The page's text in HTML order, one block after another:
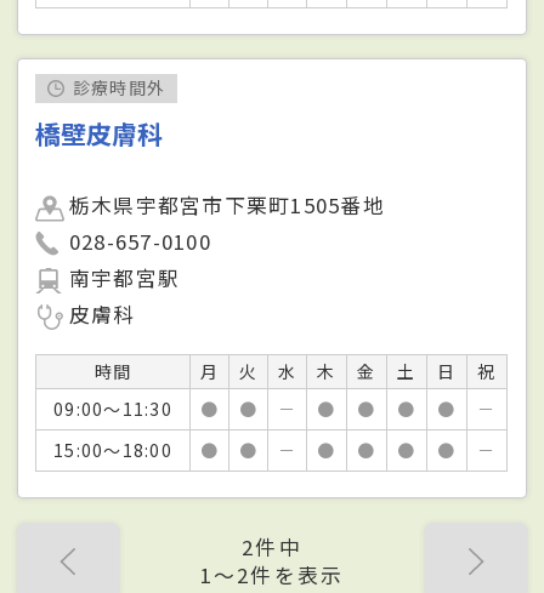
診療時間外
橋壁皮膚科
栃木県宇都宮市下栗町1505番地
028-657-0100
南宇都宮駅
皮膚科
時間 月 火 水 木 金 土 日
祝
09:00～11:30
● ● － ● ● ● ●
－
15:00～18:00
● ● － ● ● ● ● －
2件中
1〜2件を表示